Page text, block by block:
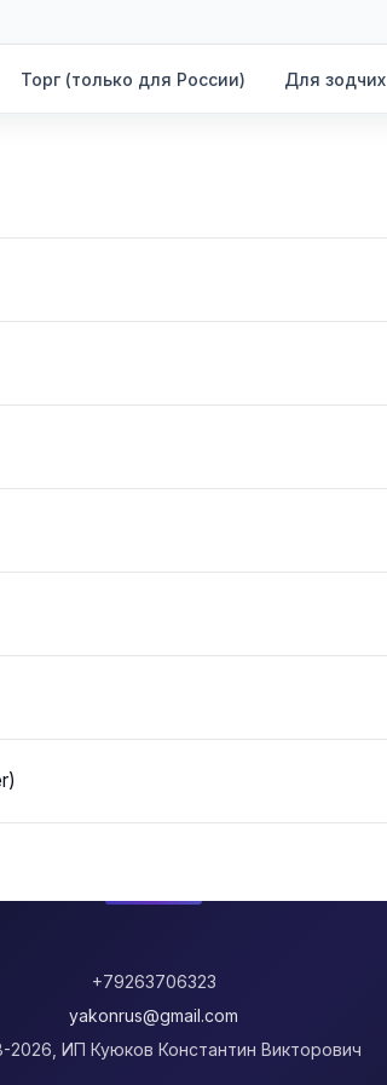
Торг (только для России) Для зодчих
+79263706323
yakonrus@gmail.com
2026, ИП Куюков Константин Викторович